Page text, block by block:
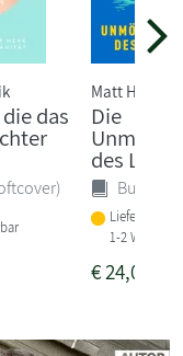
das
Matt Haig
Die
des
Buch
Lieferbar
1-2 Wochen
€24,00